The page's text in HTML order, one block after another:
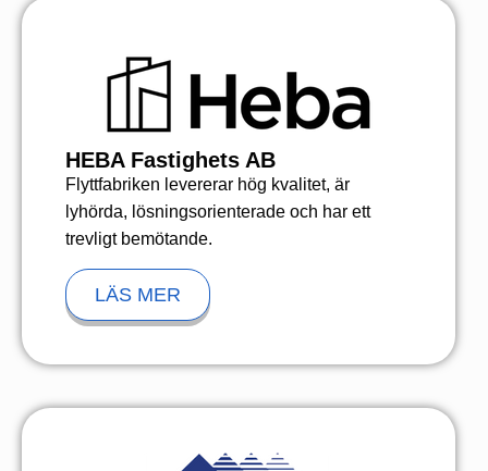
HEBA Fastighets AB
Flyttfabriken levererar hög kvalitet, är
lyhörda, lösningsorienterade och har ett
trevligt bemötande.
LÄS MER